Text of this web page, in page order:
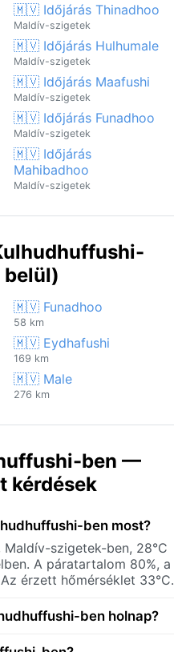
🇲🇻 Időjárás Thinadhoo
Maldív-szigetek
🇲🇻 Időjárás Hulhumale
Maldív-szigetek
🇲🇻 Időjárás Maafushi
Maldív-szigetek
🇲🇻 Időjárás Funadhoo
Maldív-szigetek
🇲🇻 Időjárás
Mahibadhoo
Maldív-szigetek
🇲🇻 Funadhoo
58 km
🇲🇻 Eydhafushi
169 km
🇲🇻 Male
276 km
ben —
kérdések
ben most?
szigetek-ben, 28°C
A páratartalom 80%, a
érzett hőmérséklet 33°C.
ben holnap?